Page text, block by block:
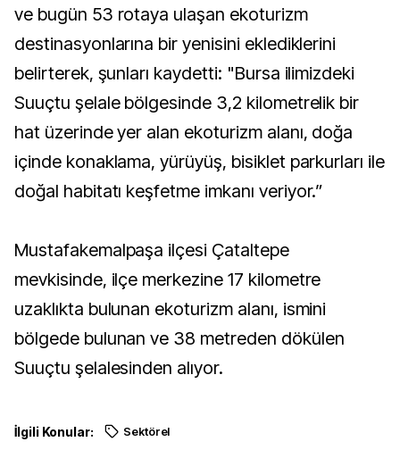
ve bugün 53 rotaya ulaşan ekoturizm
destinasyonlarına bir yenisini eklediklerini
belirterek, şunları kaydetti: "Bursa ilimizdeki
Suuçtu şelale bölgesinde 3,2 kilometrelik bir
hat üzerinde yer alan ekoturizm alanı, doğa
içinde konaklama, yürüyüş, bisiklet parkurları ile
doğal habitatı keşfetme imkanı veriyor.”
Mustafakemalpaşa ilçesi Çataltepe
mevkisinde, ilçe merkezine 17 kilometre
uzaklıkta bulunan ekoturizm alanı, ismini
bölgede bulunan ve 38 metreden dökülen
Suuçtu şelalesinden alıyor.
İlgili Konular: Sektörel